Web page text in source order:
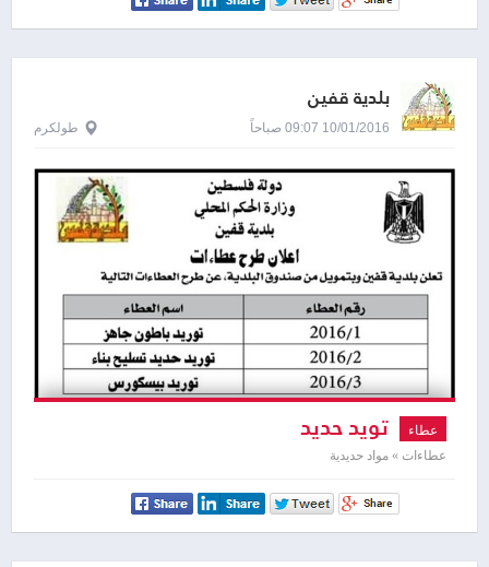
بلدية قفين
10/01/2016 09:07 صباحاً طولكرم
عطاء تويد حديد
عطاءات » مواد حديدية